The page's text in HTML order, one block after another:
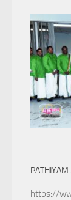
https://